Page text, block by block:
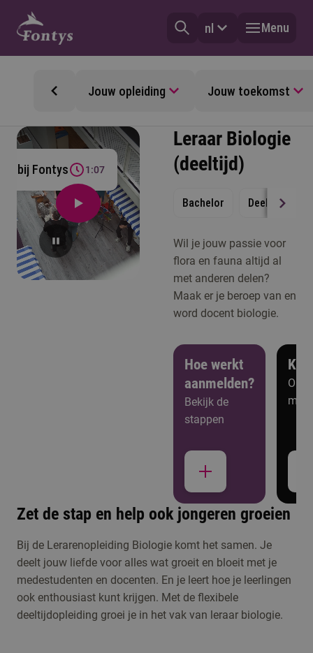
nl Menu
Jouw opleiding Jouw toekomst
je bij Fontys 1:07
Leraar Biologie
(deeltijd)
Bachelor Deeltijd
Wil je jouw passie voor
flora en fauna altijd al
met anderen delen?
Maak er je beroep van en
word docent biologie.
Hoe werkt
aanmelden?
Bekijk de
stappen
meer
Studiekeuzeactiviteiten
Kennismaken met
Leraar Biologie
Meld je aan voor de
Zet de stap en help ook jongeren groeien
Bij de Lerarenopleiding Biologie komt het samen. Je
deelt jouw liefde voor alles wat groeit en bloeit met je
medestudenten en docenten. En je leert hoe je leerlingen
ook enthousiast kunt krijgen. Met de flexibele
deeltijdopleiding groei je in het vak van leraar biologie.